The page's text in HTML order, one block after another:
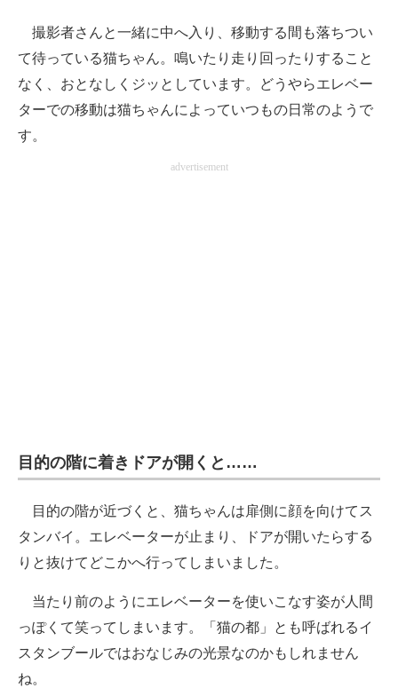
撮影者さんと一緒に中へ入り、移動する間も落ちつい
て待っている猫ちゃん。鳴いたり走り回ったりすること
なく、おとなしくジッとしています。どうやらエレベー
ターでの移動は猫ちゃんによっていつもの日常のようで
す。
advertisement
目的の階に着きドアが開くと……
目的の階が近づくと、猫ちゃんは扉側に顔を向けてス
タンバイ。エレベーターが止まり、ドアが開いたらする
りと抜けてどこかへ行ってしまいました。
当たり前のようにエレベーターを使いこなす姿が人間
っぽくて笑ってしまいます。「猫の都」とも呼ばれるイ
スタンブールではおなじみの光景なのかもしれません
ね。